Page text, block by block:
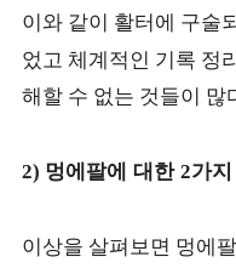
이와 같이 활터에 구술
었고 체계적인 기록 정
해할 수 없는 것들이 많
2) 멍에팔에 대한 2가
이상을 살펴보면 멍에